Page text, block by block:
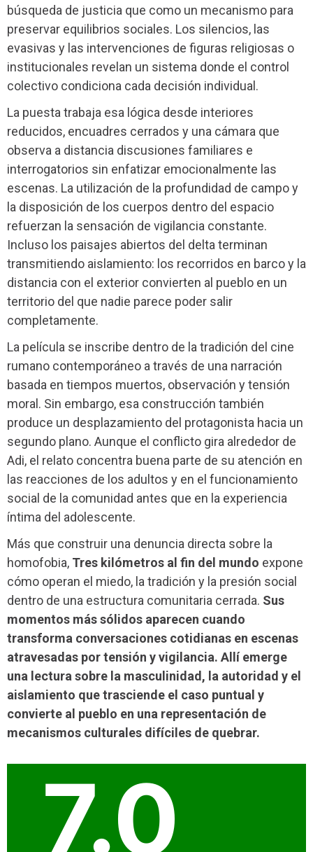
búsqueda de justicia que como un mecanismo para
preservar equilibrios sociales. Los silencios, las
evasivas y las intervenciones de figuras religiosas o
institucionales revelan un sistema donde el control
colectivo condiciona cada decisión individual.
La puesta trabaja esa lógica desde interiores
reducidos, encuadres cerrados y una cámara que
observa a distancia discusiones familiares e
interrogatorios sin enfatizar emocionalmente las
escenas. La utilización de la profundidad de campo y
la disposición de los cuerpos dentro del espacio
refuerzan la sensación de vigilancia constante.
Incluso los paisajes abiertos del delta terminan
transmitiendo aislamiento: los recorridos en barco y la
distancia con el exterior convierten al pueblo en un
territorio del que nadie parece poder salir
completamente.
La película se inscribe dentro de la tradición del cine
rumano contemporáneo a través de una narración
basada en tiempos muertos, observación y tensión
moral. Sin embargo, esa construcción también
produce un desplazamiento del protagonista hacia un
segundo plano. Aunque el conflicto gira alrededor de
Adi, el relato concentra buena parte de su atención en
las reacciones de los adultos y en el funcionamiento
social de la comunidad antes que en la experiencia
íntima del adolescente.
Más que construir una denuncia directa sobre la
homofobia, Tres kilómetros al fin del mundo expone
cómo operan el miedo, la tradición y la presión social
dentro de una estructura comunitaria cerrada. Sus
momentos más sólidos aparecen cuando
transforma conversaciones cotidianas en escenas
atravesadas por tensión y vigilancia. Allí emerge
una lectura sobre la masculinidad, la autoridad y el
aislamiento que trasciende el caso puntual y
convierte al pueblo en una representación de
mecanismos culturales difíciles de quebrar.
7.0